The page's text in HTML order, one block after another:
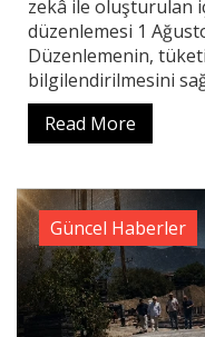
zekâ ile oluşturulan
düzenlemesi 1
Düzenlemenin,
bilgilendirilmesini
Read More
Güncel Haberler